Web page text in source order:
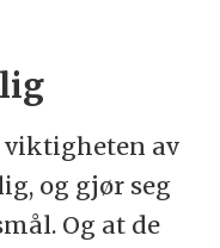
av
og gjør seg
Og at de